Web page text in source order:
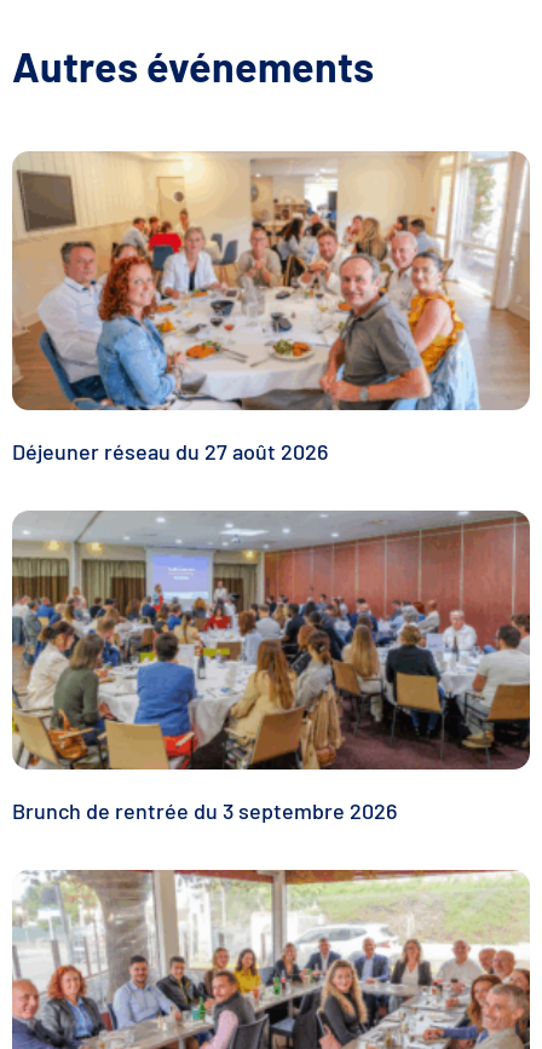
Autres événements
Déjeuner réseau du 27 août 2026
Brunch de rentrée du 3 septembre 2026